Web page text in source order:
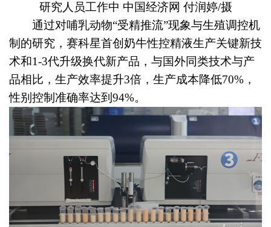
研究人员工作中 中国经济网 付润婷/摄
通过对哺乳动物“受精推流”现象与生殖调控机
制的研究，赛科星首创奶牛性控精液生产关键新技
术和1-3代升级换代新产品，与国外同类技术与产
品相比，生产效率提升3倍，生产成本降低70%，
性别控制准确率达到94%。